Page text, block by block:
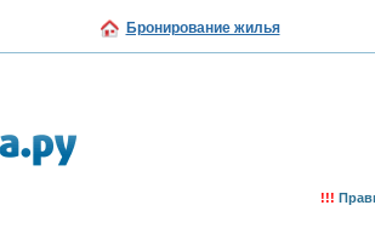
Бронирование жилья
!!!